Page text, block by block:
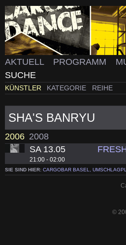
AKTUELL PROGRAMM
SUCHE
KÜNSTLER KATEGORIE REIHE
SHA'S BANRYU
2006 2008
SA 13.05
21:00 - 02:00
SIE SIND HIER: CARGOBAR BASEL,
©